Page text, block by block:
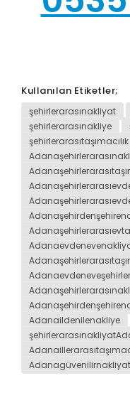
Kullanılan Etiketler;
şehirlerarasınakliyat
şehirlerarasınakliye
şehirlerarasıtaşımacılık
Adanaildenilenakliye